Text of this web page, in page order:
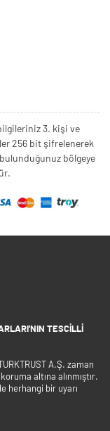
3. kişi ve
256 bit şifrelenerek
bölgeye
TESCILLI
A.Ş. zaman
altına alınmıştır.
herhangi bir uyarı